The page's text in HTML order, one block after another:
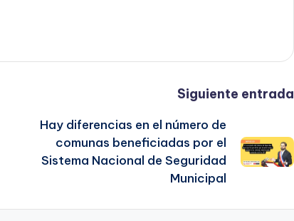
Siguiente entrada
Hay diferencias en el número de
comunas beneficiadas por el
Sistema Nacional de Seguridad
Municipal